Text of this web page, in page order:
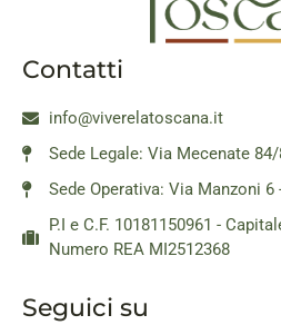
Contatti
info@viverelatoscana.it
Sede Legale: Via Mecenate
Sede Operativa: Via Manzoni 6
P.I e C.F. 10181150961 -
Numero REA MI2512368
Seguici su